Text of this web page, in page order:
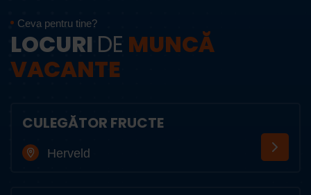
Ceva pentru tine?
LOCURI DE MUNCĂ
VACANTE
CULEGĂTOR FRUCTE
Herveld